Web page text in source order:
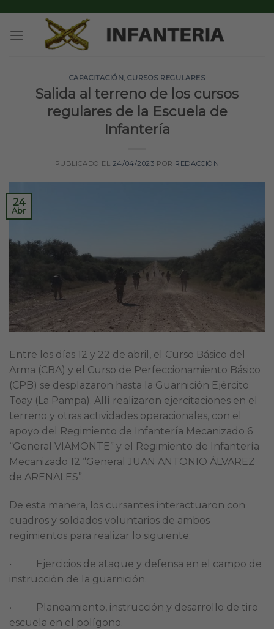
content
CAPACITACIÓN,CURSOS REGULARES
Salida al terreno de los cursos
regulares de la Escuela de
Infantería
PUBLICADO EL 24/04/2023 POR REDACCIÓN
24
Abr
Entre los días 12 y 22 de abril, el Curso Básico del
Arma (CBA) y el Curso de Perfeccionamiento Básico
(CPB) se desplazaron hasta la Guarnición Ejército
Toay (La Pampa). Allí realizaron ejercitaciones en el
terreno y otras actividades operacionales, con el
apoyo del Regimiento de Infantería Mecanizado 6
“General VIAMONTE” y el Regimiento de Infantería
Mecanizado 12 “General JUAN ANTONIO ÁLVAREZ
de ARENALES”.
De esta manera, los cursantes interactuaron con
cuadros y soldados voluntarios de ambos
regimientos para realizar lo siguiente:
• Ejercicios de ataque y defensa en el campo de
instrucción de la guarnición.
• Planeamiento, instrucción y desarrollo de tiro
escuela en el polígono.